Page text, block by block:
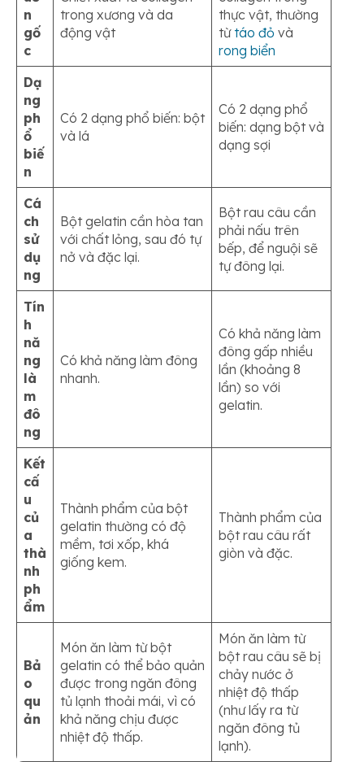
n
gố
c
trong xương và da
động vật
thực vật, thường
từ táo đỏ và
rong biển
Dạ
ng
ph
ổ
biế
n
Có 2 dạng phổ biến: bột
và lá
Có 2 dạng phổ
biến: dạng bột và
dạng sợi
Cá
ch
sử
dụ
ng
Bột gelatin cần hòa tan
với chất lỏng, sau đó tự
nở và đặc lại.
Bột rau câu cần
phải nấu trên
bếp, để nguội sẽ
tự đông lại.
Tín
h
nă
ng
là
m
đô
ng
Có khả năng làm đông
nhanh.
Có khả năng làm
đông gấp nhiều
lần (khoảng 8
lần) so với
gelatin.
Kết
cấ
u
củ
a
thà
nh
ph
ẩm
Thành phẩm của bột
gelatin thường có độ
mềm, tơi xốp, khá
giống kem.
Thành phẩm của
bột rau câu rất
giòn và đặc.
Bả
o
qu
ản
Món ăn làm từ bột
gelatin có thể bảo quản
được trong ngăn đông
tủ lạnh thoải mái, vì có
khả năng chịu được
nhiệt độ thấp.
Món ăn làm từ
bột rau câu sẽ bị
chảy nước ở
nhiệt độ thấp
(như lấy ra từ
ngăn đông tủ
lạnh).